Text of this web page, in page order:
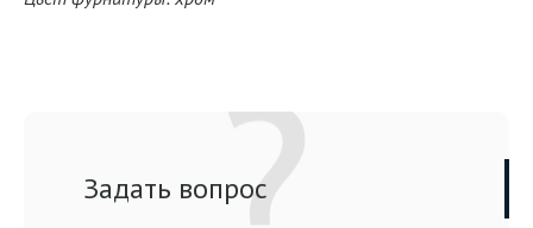
Задать вопрос